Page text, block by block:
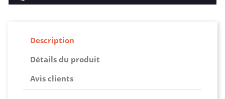
Description
Détails du produit
Avis clients